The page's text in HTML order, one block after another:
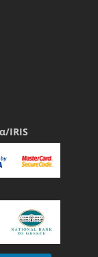
IRIS